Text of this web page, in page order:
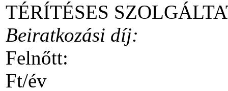
TÉRÍTÉSES
Beiratkozási díj:
Ft/év